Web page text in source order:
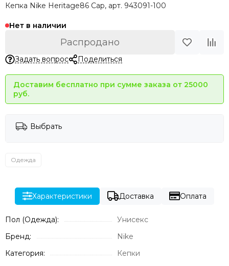
Кепка Nike Heritage86 Cap, арт. 943091-100
Нет в наличии
Распродано
Задать вопрос Поделиться
Доставим бесплатно при сумме заказа от 25000
руб.
Выбрать
Одежда
Характеристики Доставка Оплата
Пол (Одежда):
Унисекс
Бренд:
Nike
Категория:
Кепки